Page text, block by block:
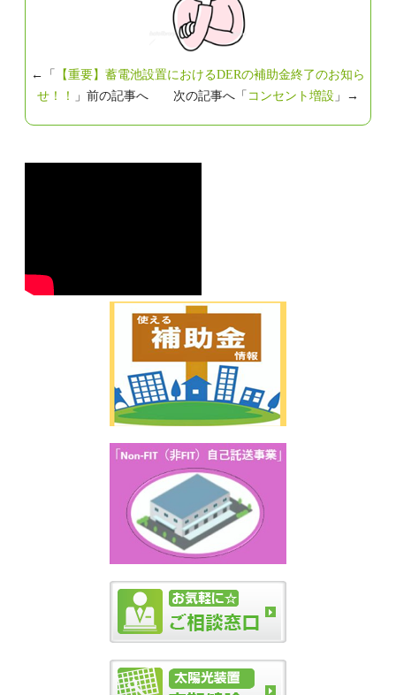
←「
【重要】蓄電池設置におけるDERの補助金終了のお知ら
せ！！
」前の記事へ 次の記事へ「 コンセント増設 」→